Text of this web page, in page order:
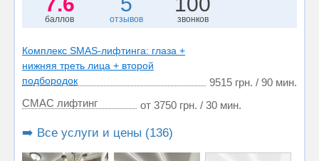
баллов отзывов звонков
Комплекс SMAS-лифтинга: глаза +
нижняя треть лица + второй
подбородок
9515 грн. / 90 мин.
СМАС лифтинг
от 3750 грн. / 30 мин.
➡️ Все услуги и цены (136)